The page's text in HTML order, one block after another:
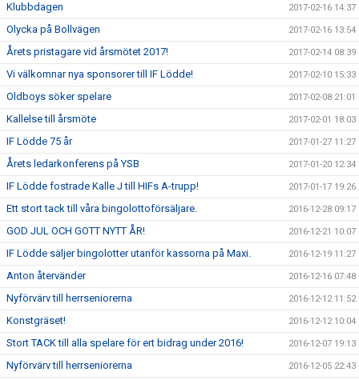
Klubbdagen 2017-02-16 14:37
Olycka på Bollvägen 2017-02-16 13:54
Årets pristagare vid årsmötet 2017! 2017-02-14 08:39
Vi välkomnar nya sponsorer till IF Lödde! 2017-02-10 15:33
Oldboys söker spelare 2017-02-08 21:01
Kallelse till årsmöte 2017-02-01 18:03
IF Lödde 75 år 2017-01-27 11:27
Årets ledarkonferens på YSB 2017-01-20 12:34
IF Lödde fostrade Kalle J till HIFs A-trupp! 2017-01-17 19:26
Ett stort tack till våra bingolottoförsäljare. 2016-12-28 09:17
GOD JUL OCH GOTT NYTT ÅR! 2016-12-21 10:07
IF Lödde säljer bingolotter utanför kassorna på Maxi. 2016-12-19 11:27
Anton återvänder 2016-12-16 07:48
Nyförvärv till herrseniorerna 2016-12-12 11:52
Konstgräset! 2016-12-12 10:04
Stort TACK till alla spelare för ert bidrag under 2016! 2016-12-07 19:13
Nyförvärv till herrseniorerna 2016-12-05 22:43